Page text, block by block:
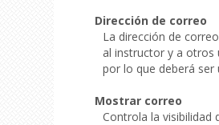
Dirección de correo
La dirección de
al instructor y a otros
por lo que deberá ser
Mostrar correo
Controla la visibilidad